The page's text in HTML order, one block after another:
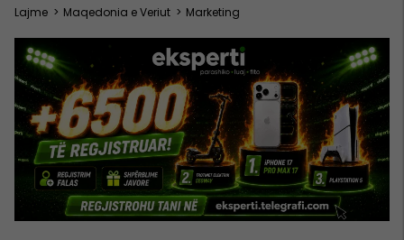
Lajme > Maqedonia e Veriut > Marketing